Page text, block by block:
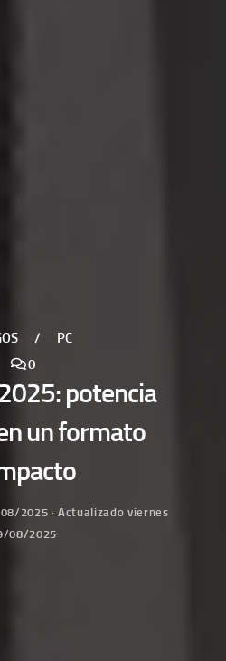
/
PC
0
potencia
un formato
2025 · Actualizadoviernes
08/2025